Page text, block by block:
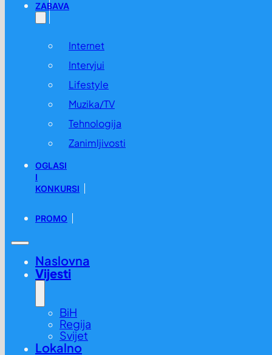
ZABAVA
Internet
Intervjui
Lifestyle
Muzika/TV
Tehnologija
Zanimljivosti
OGLASI
I
KONKURSI
PROMO
Naslovna
Vijesti
BiH
Regija
Svijet
Lokalno